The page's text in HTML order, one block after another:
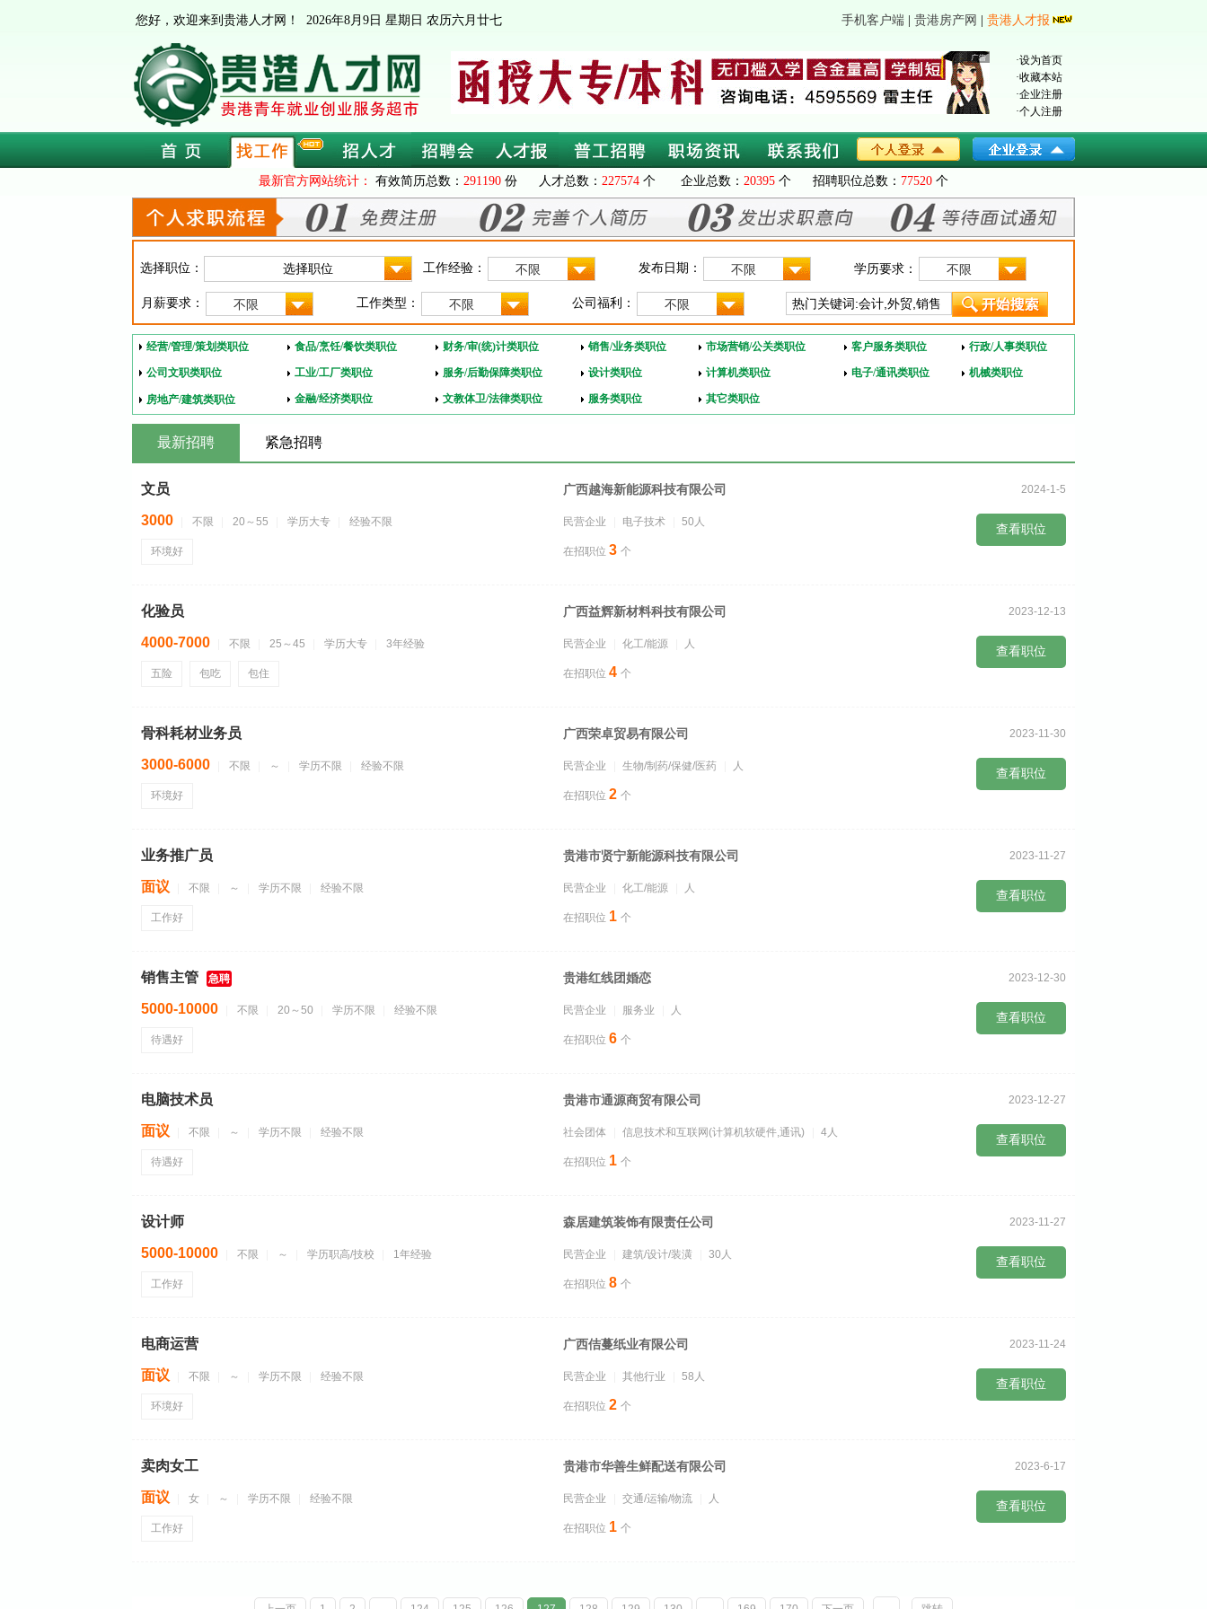
您好，欢迎来到贵港人才网！ 2026年8月9日 星期日 农历六月廿七 手机客户端 贵港房产网 贵港人才报
·设为首页
·收藏本站
·企业注册
·个人注册
最新官方网站统计： 有效简历总数： 291190 份 人才总数： 227574 个 企业总数： 20395 个 招聘职位总数： 77520 个
选择职位： 工作经验： 不限 发布日期： 不限 学历要求： 不限
月薪要求： 不限 工作类型： 不限 公司福利： 不限
经营/管理/策划类职位 食品/烹饪/餐饮类职位 财务/审(统)计类职位 销售/业务类职位 市场营销/公关类职位 客户服务类职位 行政/人事类职位
公司文职类职位 工业/工厂类职位 服务/后勤保障类职位 设计类职位 计算机类职位 电子/通讯类职位 机械类职位
房地产/建筑类职位 金融/经济类职位 文教体卫/法律类职位 服务类职位 其它类职位
最新招聘 紧急招聘
文员
3000 不限 20～55 学历大专 经验不限
环境好
广西越海新能源科技有限公司
民营企业 电子技术 50人
在招职位 3 个
2024-1-5
查看职位
化验员
4000-7000 不限 25～45 学历大专 3年经验
五险 包吃 包住
广西益辉新材料科技有限公司
民营企业 化工/能源 人
在招职位 4 个
2023-12-13
查看职位
骨科耗材业务员
3000-6000 不限 ～ 学历不限 经验不限
环境好
广西荣卓贸易有限公司
民营企业 生物/制药/保健/医药 人
在招职位 2 个
2023-11-30
查看职位
业务推广员
面议 不限 ～ 学历不限 经验不限
工作好
贵港市贤宁新能源科技有限公司
民营企业 化工/能源 人
在招职位 1 个
2023-11-27
查看职位
销售主管 急聘
5000-10000 不限 20～50 学历不限 经验不限
待遇好
贵港红线团婚恋
民营企业 服务业 人
在招职位 6 个
2023-12-30
查看职位
电脑技术员
面议 不限 ～ 学历不限 经验不限
待遇好
贵港市通源商贸有限公司
社会团体 信息技术和互联网(计算机软硬件,通讯) 4人
在招职位 1 个
2023-12-27
查看职位
设计师
5000-10000 不限 ～ 学历职高/技校 1年经验
工作好
森居建筑装饰有限责任公司
民营企业 建筑/设计/装潢 30人
在招职位 8 个
2023-11-27
查看职位
电商运营
面议 不限 ～ 学历不限 经验不限
环境好
广西佶蔓纸业有限公司
民营企业 其他行业 58人
在招职位 2 个
2023-11-24
查看职位
卖肉女工
面议 女 ～ 学历不限 经验不限
工作好
贵港市华善生鲜配送有限公司
民营企业 交通/运输/物流 人
在招职位 1 个
2023-6-17
查看职位